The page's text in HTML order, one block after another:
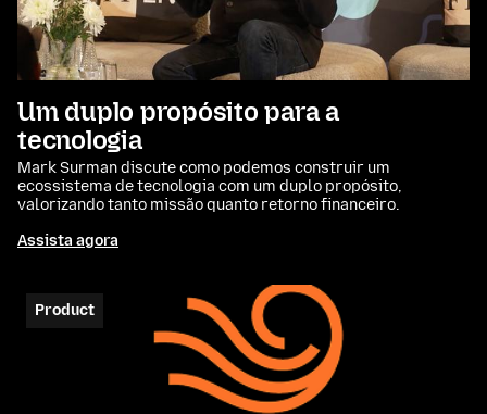
Um duplo propósito para a
tecnologia
Mark Surman discute como podemos construir um
ecossistema de tecnologia com um duplo propósito,
valorizando tanto missão quanto retorno financeiro.
Assista agora
Product